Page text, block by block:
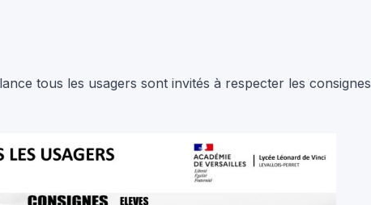
tous les usagers sont invités à respecter les consignes